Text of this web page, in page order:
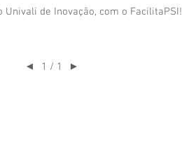
de Inovação, com o FacilitaPSI!
◄ 1 / 1 ►